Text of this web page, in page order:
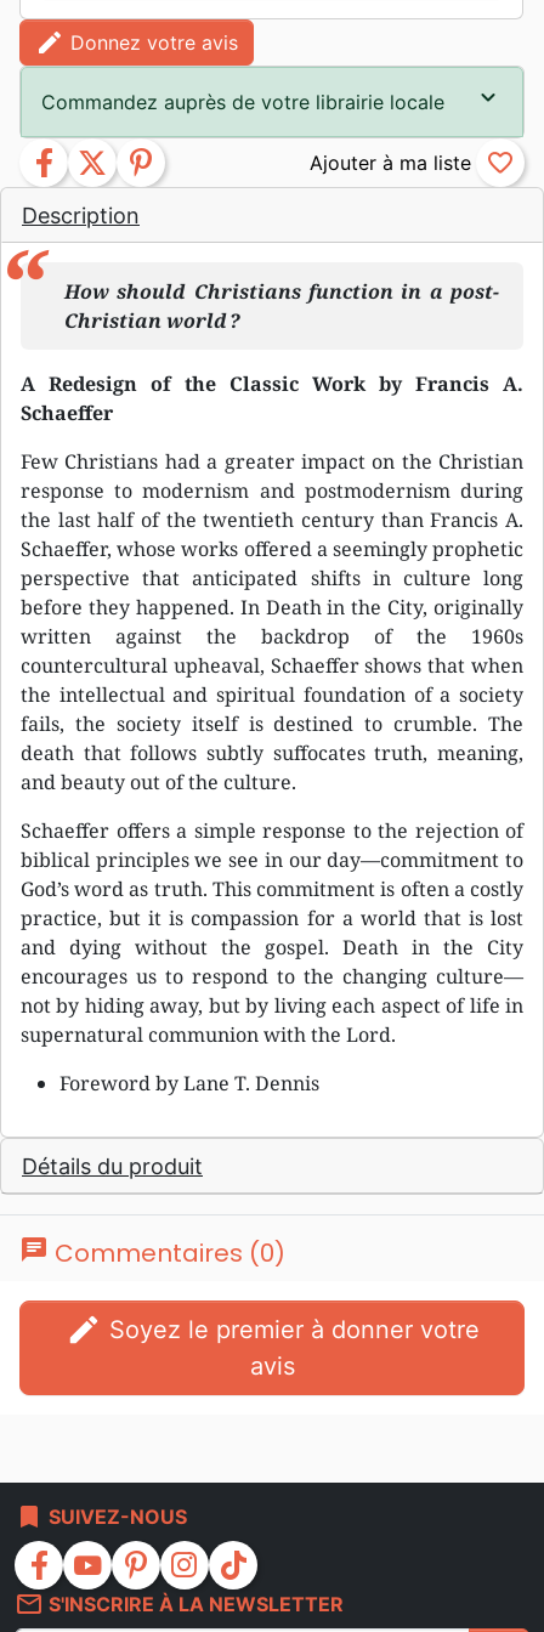
Description
How should Christians function in a post-
Christian world ?
A Redesign of the Classic Work by Francis A.
Schaeffer
Few Christians had a greater impact on the Christian
response to modernism and postmodernism during
the last half of the twentieth century than Francis A.
Schaeffer, whose works offered a seemingly prophetic
perspective that anticipated shifts in culture long
before they happened. In Death in the City, originally
written against the backdrop of the 1960s
countercultural upheaval, Schaeffer shows that when
the intellectual and spiritual foundation of a society
fails, the society itself is destined to crumble. The
death that follows subtly suffocates truth, meaning,
and beauty out of the culture.
Schaeffer offers a simple response to the rejection of
biblical principles we see in our day—commitment to
God’s word as truth. This commitment is often a costly
practice, but it is compassion for a world that is lost
and dying without the gospel. Death in the City
encourages us to respond to the changing culture—
not by hiding away, but by living each aspect of life in
supernatural communion with the Lord.
Foreword by Lane T. Dennis
Détails du produit
edit Donnez votre avis
Commandez auprès de votre librairie locale
facebook twitter pinterest favorite_border
chat Commentaires (0)
edit
avis
bookmark SUIVEZ-NOUS
facebook youtube pinterest instagram
tiktok
mail_outline S'INSCRIRE À LA NEWSLETTER